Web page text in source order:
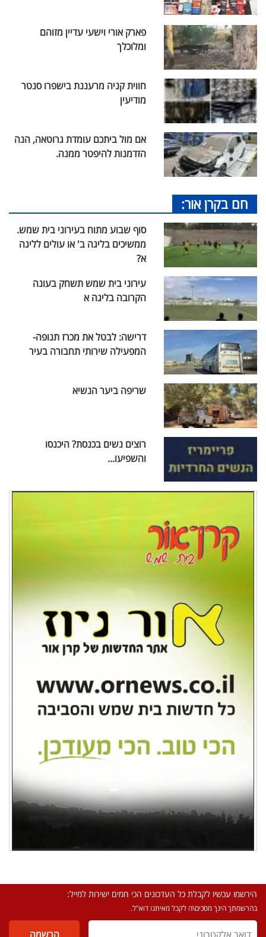
פארק אורי וישעי עדיין מזוהם
ומלוכלך
חווית קניה מרעננת בישפרו סנטר
מודיעין
אם מול ביתכם עומדת גרוטאה, הנה
הזדמנות להיפטר ממנה.
חם בקרן אור:
סוף שבוע מתוח בעירוני בית שמש.
ממשיכים בליגה ב' או עולים לליגה
א?
עירוני בית שמש תשחק בעונה
הקרובה בליגה א
דרישה: לבטל את מכרז תנופה-
המפעילה שירותי תחבורה בעיר
שריפה ביער הנשיא
רוצים נשים בכנסת? היכנסו
והשפיעו...
הירשמו עכשיו לקבלת כל העדכונים הכי חמים ישירות למייל:
בהרשמתך הינך מסכים\ה לקבל מאיתנו דוא"ל.